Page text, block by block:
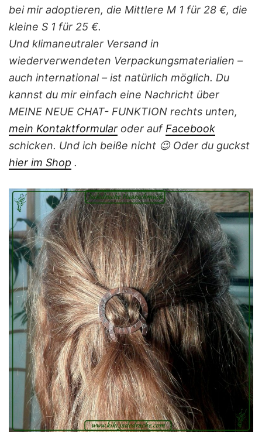
bei mir adoptieren, die Mittlere M 1 für 28 €, die
kleine S 1 für 25 €.
Und klimaneutraler Versand in
wiederverwendeten Verpackungsmaterialien –
auch international – ist natürlich möglich. Du
kannst du mir einfach eine Nachricht über
MEINE NEUE CHAT- FUNKTION rechts unten,
mein Kontaktformular oder auf Facebook
schicken. Und ich beiße nicht 😉 Oder du guckst
hier im Shop .